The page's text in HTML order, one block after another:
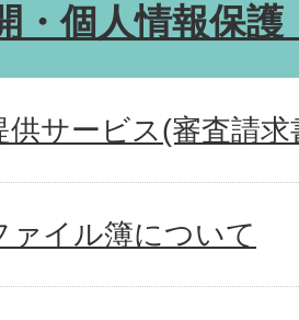
・個人情報保護
供サービス(審査請求
ァイル簿について